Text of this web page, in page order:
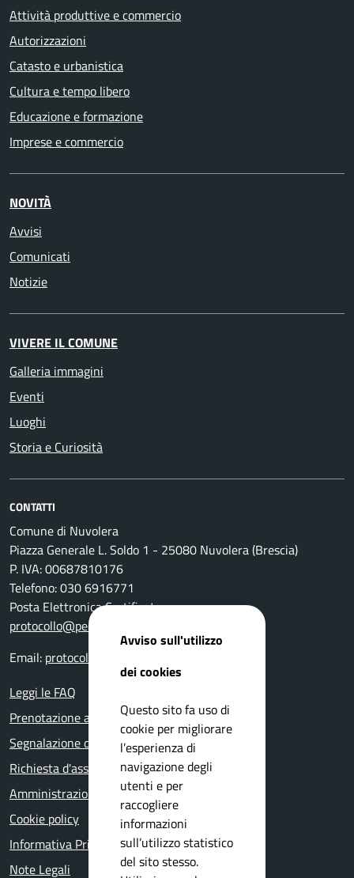
Attività produttive e commercio
Autorizzazioni
Catasto e urbanistica
Cultura e tempo libero
Educazione e formazione
Imprese e commercio
NOVITÀ
Avvisi
Comunicati
Notizie
VIVERE IL COMUNE
Galleria immagini
Eventi
Luoghi
Storia e Curiosità
CONTATTI
Comune di Nuvolera
Piazza Generale L. Soldo 1 - 25080 Nuvolera (Brescia)
P. IVA: 00687810176
Telefono: 030 6916771
Posta Elettronica Certificata:
protocollo@pec.comune.nuvolera.bs.it
Email: protocollo@comune.nuvolera.bs.it
Leggi le FAQ
Prenotazione appuntamento
Segnalazione disservizio
Richiesta d'assistenza
Amministrazione trasparente
Cookie policy
Informativa Privacy
Note Legali
Avviso sull'utilizzo
dei cookies
Questo sito fa uso di
cookie per migliorare
l’esperienza di
navigazione degli
utenti e per
raccogliere
informazioni
sull’utilizzo statistico
del sito stesso.